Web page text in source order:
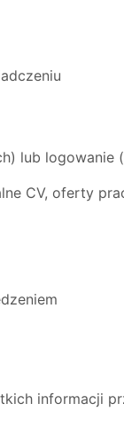
lub logowanie
CV, oferty
informacji